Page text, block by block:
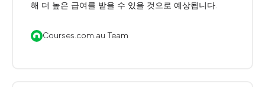
해 더 높은 급여를 받을 수 있을 것으로 예상됩니다.
Courses.com.au Team